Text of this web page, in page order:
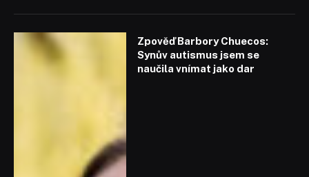
Zpověď Barbory Chuecos:
Synův autismus jsem se
naučila vnímat jako dar